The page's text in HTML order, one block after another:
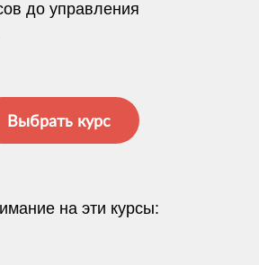
до управления
Выбрать курс
на эти курсы: